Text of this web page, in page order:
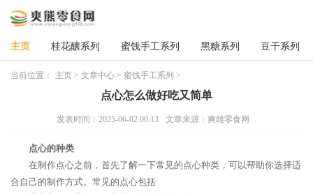
主页 桂花釀系列 蜜饯手工系列 黑糖系列 豆干系列
当前位置： 主页 > 文章中心 > 蜜饯手工系列 >
点心怎么做好吃又简单
发表时间：2025-06-02 00:13 文章来源：爽雄零食网
点心的种类
在制作点心之前，首先了解一下常见的点心种类，可以帮助你选择适
合自己的制作方式。常见的点心包括